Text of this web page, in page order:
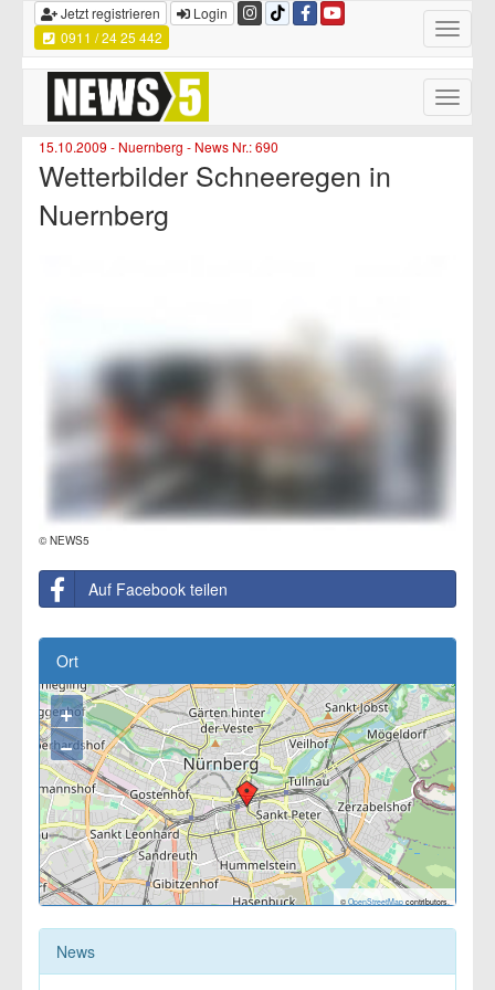
Toggle
Jetzt registrieren
Login
0911 / 24 25 442
Toggle
15.10.2009 - Nuernberg - News Nr.: 690
Wetterbilder Schneeregen in
Nuernberg
© NEWS5
Auf Facebook teilen
Ort
+
−
© OpenStreetMapcontributors.
News